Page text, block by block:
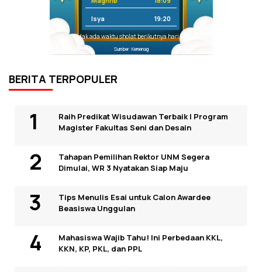
Isya 19:20
Tidak ada waktu sholat berikutnya hari ini.
Sumber: Kemenag
BERITA TERPOPULER
Raih Predikat Wisudawan Terbaik I Program
Magister Fakultas Seni dan Desain
Tahapan Pemilihan Rektor UNM Segera
Dimulai, WR 3 Nyatakan Siap Maju
Tips Menulis Esai untuk Calon Awardee
Beasiswa Unggulan
Mahasiswa Wajib Tahu! Ini Perbedaan KKL,
KKN, KP, PKL, dan PPL